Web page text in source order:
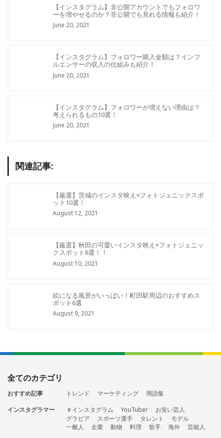
【インスタグラム】非公開アカウントでもフォロワ
ーを増やせるのか？非公開でも見れる情報も紹介！
June 20, 2021
【インスタグラム】フォロワー購入金額は？インフ
ルエンサーの収入の仕組みも紹介！
June 20, 2021
【インスタグラム】フォロワーが増えない理由は？
考えられるもの10選！
June 20, 2021
関連記事:
【厳選】茨城のインスタ映え×フォトジェニックスポ
ット10選！
August 12, 2021
【厳選】秋田の可愛いインスタ映え×フォトジェニッ
クスポット6選！！
August 10, 2021
絵になる風景がいっぱい！町田駅周辺のおすすめス
ポット6選
August 9, 2021
全てのカテゴリ
おすすめ記事 トレンド マーケティング
用語集
インスタグラマー
＃インスタグラム YouTuber
お笑い芸人
グラビア
スポーツ選手 タレント
モデル
一般人
企業 動物 料理 歌手 海外 芸能人